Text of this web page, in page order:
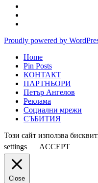
Proudly powered by
Home
Pin Posts
КОНТАКТ
ПАРТНЬОРИ
Петър Ангелов
Реклама
Социални мрежи
СЪБИТИЯ
Този сайт използва
settings
ACCEPT
Close